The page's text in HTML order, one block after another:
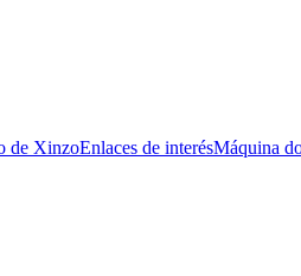
de XinzoEnlaces de interésMáquina